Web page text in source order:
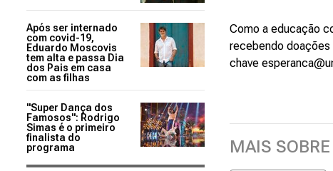
Após ser internado
com covid-19,
Eduardo Moscovis
tem alta e passa Dia
dos Pais em casa
com as filhas
"Super Dança dos
Famosos": Rodrigo
Simas é o primeiro
finalista do
programa
Como a educação
recebendo doações
chave
MAIS SOBRE